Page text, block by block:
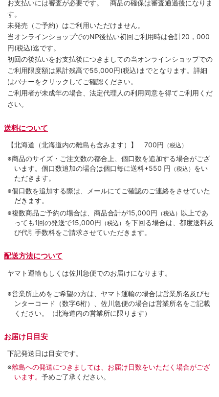
お支払いには審査が必要です。 商品の確保は審査通過後になりま
す。
未発売（ご予約）はご利用いただけません。
当オンラインショップでのNP後払い初回ご利用時は合計20，000
円(税込)迄です。
初回の後払いをお支払後につきましての当オンラインショップでの
ご利用限度額は累計残高で55,000円(税込)までとなります。詳細
はバナーをクリックしてご確認ください。
ご利用者が未成年の場合、法定代理人の利用同意を得てご利用くだ
さい。
送料について
【北海道（北海道内の離島も含みます）】 700円 （税込）
※商品のサイズ・ご注文数の都合上、個口数を追加する場合がござ
います。個口数追加の場合は個口毎に送料+550 円 （税込） をい
ただきます。
※個口数を追加する際は、メールにてご確認のご連絡をさせていた
だきます。
※複数商品ご予約の場合は、商品合計が15,000円 （税込） 以上であ
っても1回の発送で15,000円 （税込） を下回る場合は、都度送料及
び代引手数料をご請求させていただきます。
配送方法について
ヤマト運輸もしくは佐川急便でのお届けになります。
※営業所止めをご希望の方は、ヤマト運輸の場合は営業所名及びセ
ンターコード（数字6桁）、佐川急便の場合は営業所名をご記載
ください。（北海道内の営業所に限ります）
お届け日目安
下記発送日は目安です。
※離島への発送につきましては、お届け日数をいただく場合がござ
います。 予めご了承ください。